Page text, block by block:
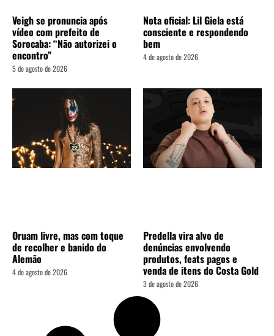
Veigh se pronuncia após
vídeo com prefeito de
Sorocaba: “Não autorizei o
encontro”
5 de agosto de 2026
Nota oficial: Lil Giela está
consciente e respondendo
bem
4 de agosto de 2026
Oruam livre, mas com toque
de recolher e banido do
Alemão
4 de agosto de 2026
Predella vira alvo de
denúncias envolvendo
produtos, feats pagos e
venda de itens do Costa Gold
3 de agosto de 2026